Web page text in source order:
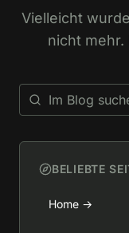
Vielleicht
nicht mehr.
BELIEBTE
Home →